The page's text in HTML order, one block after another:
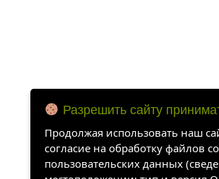
Разрешить сайту
Продолжая использовать наш
согласие на обработку файлов
пользовательских данных